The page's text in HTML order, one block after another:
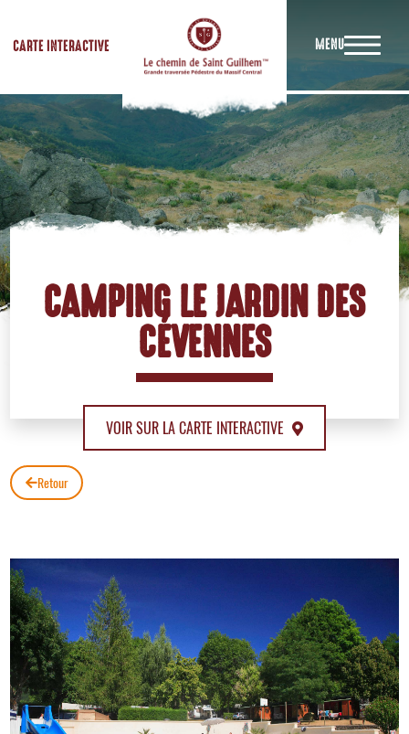
CARTE INTERACTIVE MENU
CAMPING LE JARDIN DES
CÉVENNES
VOIR SUR LA CARTE INTERACTIVE
Retour